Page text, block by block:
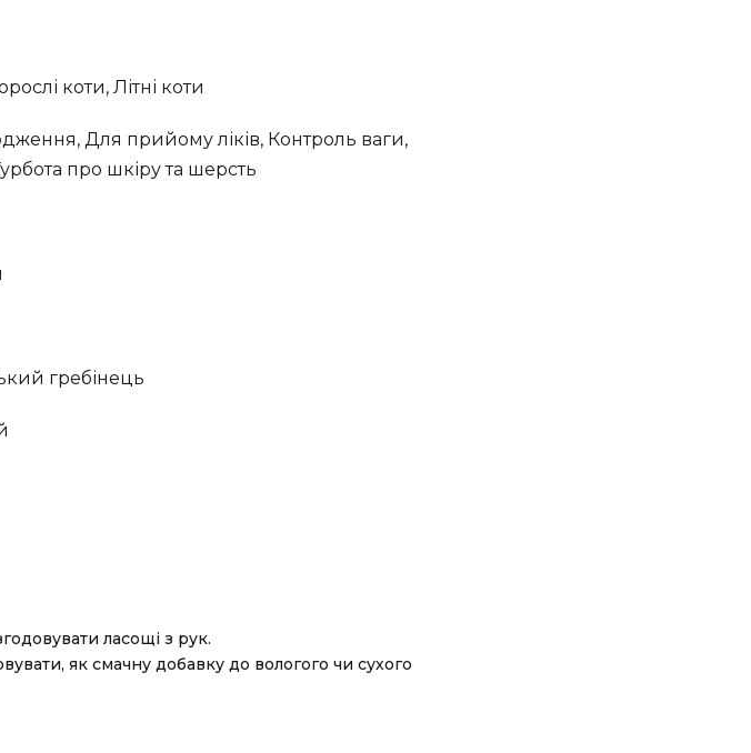
коти, Літні коти
Для прийому ліків, Контроль ваги,
про шкіру та шерсть
гребінець
ласощі з рук.
як смачну добавку до вологого чи сухого